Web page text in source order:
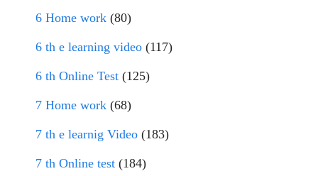
6 Home work (80)
6 th e learning video (117)
6 th Online Test (125)
7 Home work (68)
7 th e learnig Video (183)
7 th Online test (184)